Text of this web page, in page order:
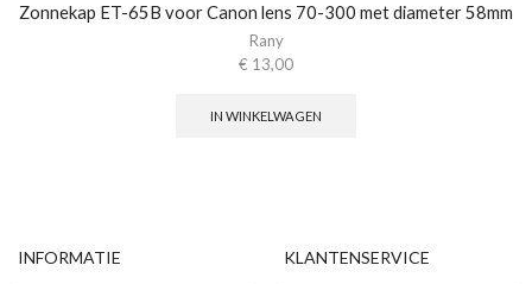
Zonnekap ET-65B voor Canon lens 70-300 met diameter 58mm
Rany
€ 13,00
IN WINKELWAGEN
INFORMATIE KLANTENSERVICE